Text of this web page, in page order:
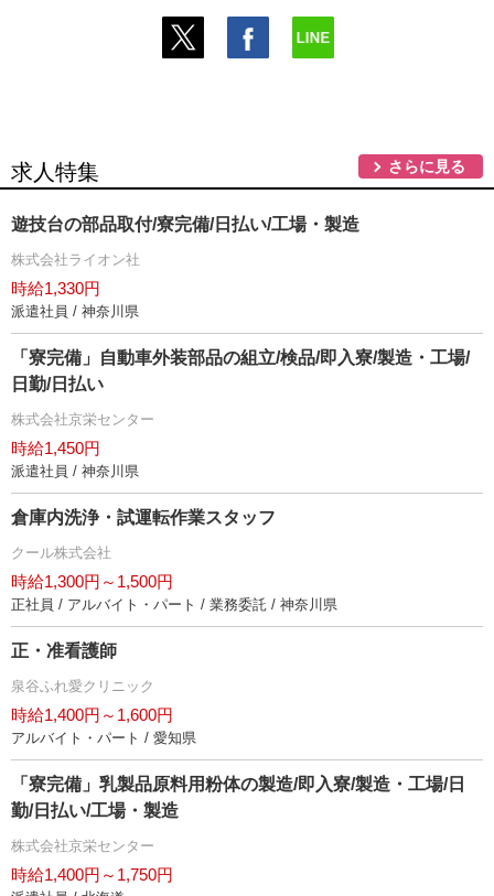
求人特集 さらに見る
遊技台の部品取付/寮完備/日払い/工場・製造
株式会社ライオン社
時給1,330円
派遣社員 / 神奈川県
「寮完備」自動車外装部品の組立/検品/即入寮/製造・工場/
日勤/日払い
株式会社京栄センター
時給1,450円
派遣社員 / 神奈川県
倉庫内洗浄・試運転作業スタッフ
クール株式会社
時給1,300円～1,500円
正社員 / アルバイト・パート / 業務委託 / 神奈川県
正・准看護師
泉谷ふれ愛クリニック
時給1,400円～1,600円
アルバイト・パート / 愛知県
「寮完備」乳製品原料用粉体の製造/即入寮/製造・工場/日
勤/日払い/工場・製造
株式会社京栄センター
時給1,400円～1,750円